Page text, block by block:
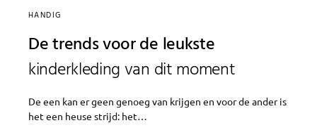
HANDIG
De trends voor de leukste
kinderkleding van dit moment
De een kan er geen genoeg van krijgen en voor de ander is
het een heuse strijd: het…